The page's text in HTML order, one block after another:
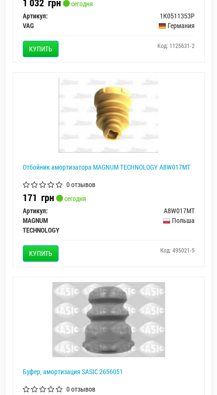
1 032 грн
сегодня
Артикул:
1K0511353P
VAG
Германия
КУПИТЬ Код: 1125631-2
Отбойник амортизатора MAGNUM TECHNOLOGY A8W017MT
0 отзывов
171 грн
сегодня
Артикул:
A8W017MT
MAGNUM
TECHNOLOGY
Польша
КУПИТЬ Код: 495021-5
Буфер, амортизация SASIC 2656051
0 отзывов